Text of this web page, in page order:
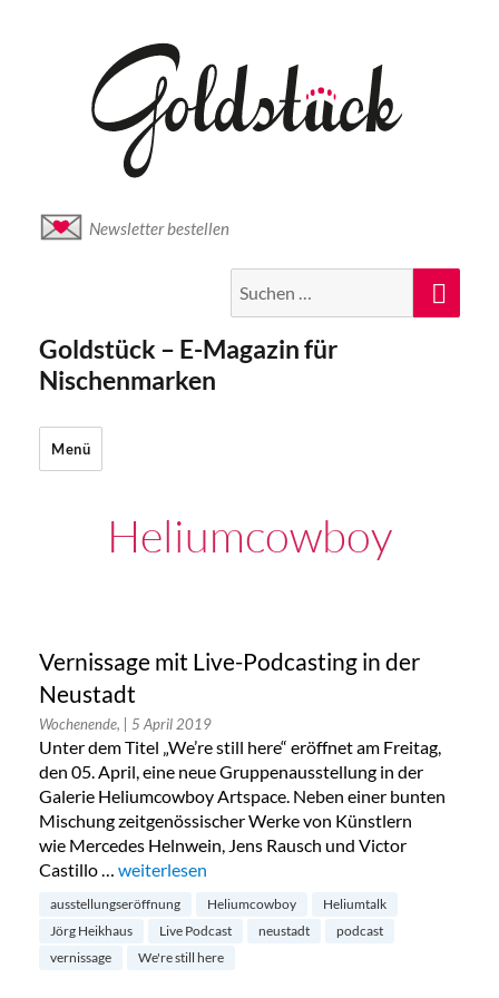
Newsletter bestellen
nach:
Goldstück – E-Magazin für
Nischenmarken
Menü
Heliumcowboy
Vernissage mit Live-Podcasting in der
Neustadt
Wochenende, | 5 April 2019
Unter dem Titel „We’re still here“ eröffnet am Freitag,
den 05. April, eine neue Gruppenausstellung in der
Galerie Heliumcowboy Artspace. Neben einer bunten
Mischung zeitgenössischer Werke von Künstlern
wie Mercedes Helnwein, Jens Rausch und Victor
Castillo … „Vernissage mit Live-Podcasting in der Neustadt“
weiterlesen
ausstellungseröffnung Heliumcowboy
Heliumtalk
Jörg Heikhaus
Live Podcast neustadt
podcast
vernissage
We're still here